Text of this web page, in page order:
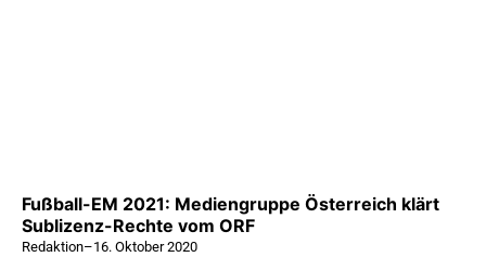
Fußball-EM 2021: Mediengruppe Österreich klärt
Sublizenz-Rechte vom ORF
Redaktion–16. Oktober 2020